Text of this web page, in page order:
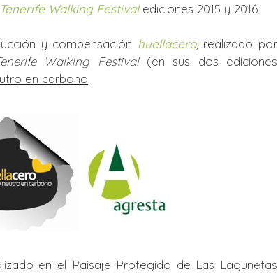
Tenerife Walking Festivalediciones 2015 y 2016.
y compensación huellacero, realizado por
Walking Festival(en sus dos ediciones
en carbono
en el Paisaje Protegido de Las Lagunetas